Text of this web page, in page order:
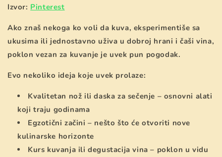
Izvor: Pinterest
Ako znaš nekoga ko voli da kuva, eksperimentiše sa
ukusima ili jednostavno uživa u dobroj hrani i čaši vina,
poklon vezan za kuvanje je uvek pun pogodak.
Evo nekoliko ideja koje uvek prolaze:
Kvalitetan nož ili daska za sečenje – osnovni alati
koji traju godinama
Egzotični začini – nešto što će otvoriti nove
kulinarske horizonte
Kurs kuvanja ili degustacija vina – poklon u vidu